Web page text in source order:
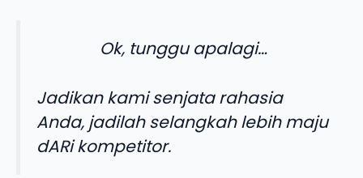
Ok, tunggu apalagi…
Jadikan kami senjata rahasia
Anda, jadilah selangkah lebih maju
dARi kompetitor.